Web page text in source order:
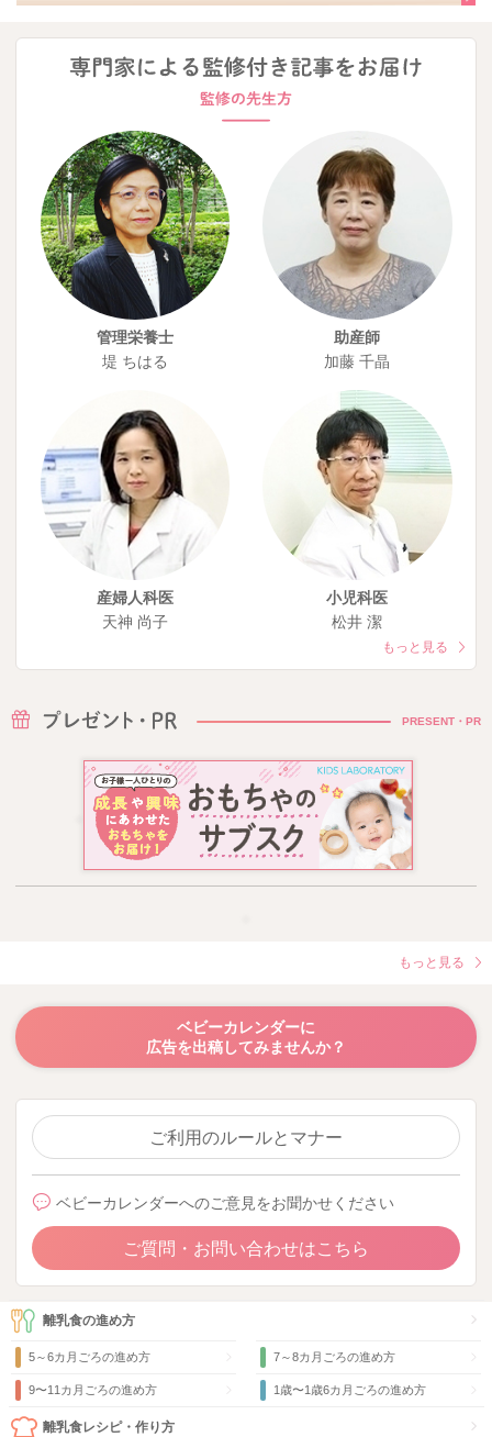
管理栄養士
堤 ちはる
助産師
加藤 千晶
産婦人科医
天神 尚子
小児科医
松井 潔
もっと見る
PRESENT・PR
もっと見る
ベビーカレンダーに
広告を出稿してみませんか？
ご利用のルールとマナー
ベビーカレンダーへのご意見をお聞かせください
ご質問・お問い合わせはこちら
離乳食の進め方
5～6カ月ごろの進め方 7～8カ月ごろの進め方
9〜11カ月ごろの進め方 1歳〜1歳6カ月ごろの進め方
離乳食レシピ・作り方